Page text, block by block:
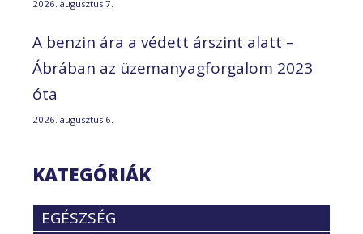
2026. augusztus 7.
A benzin ára a védett árszint alatt –
Ábrában az üzemanyagforgalom 2023
óta
2026. augusztus 6.
KATEGÓRIÁK
EGÉSZSÉG